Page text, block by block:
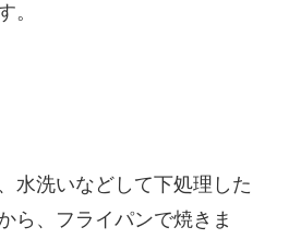
。
水洗いなどして下処理した
ら、フライパンで焼きま